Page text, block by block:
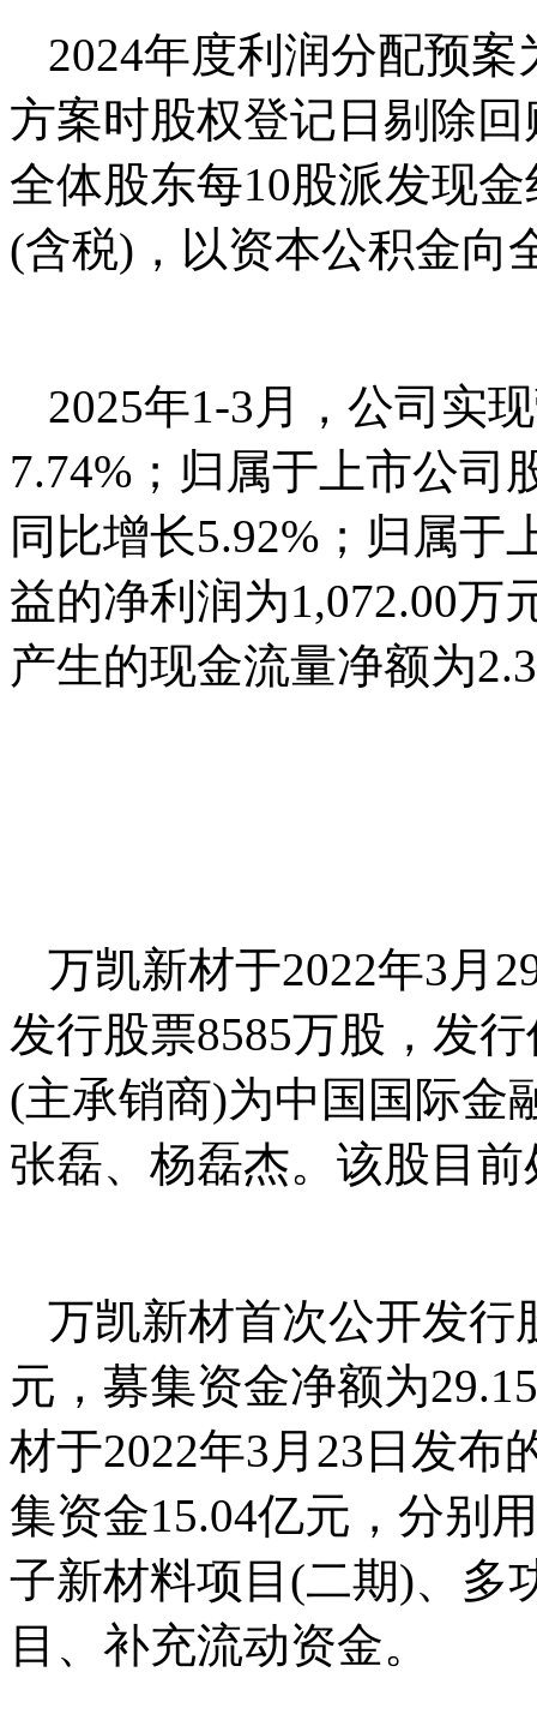
2024年度利润分配预
方案时股权登记日剔除
全体股东每10股派发现
(含税)，以资本公积金向
2025年1-3月，公司实
7.74%；归属于上市公司
同比增长5.92%；归属
益的净利润为1,072.00万
产生的现金流量净额为
万凯新材于2022年3月
发行股票8585万股，发
(主承销商)为中国国际金
张磊、杨磊杰。该股目
万凯新材首次公开发行
元，募集资金净额为
材于2022年3月23日发布
集资金15.04亿元，分别
子新材料项目(二期)、多
目、补充流动资金。